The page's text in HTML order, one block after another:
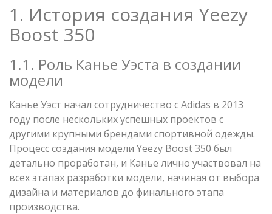
1. История создания Yeezy
Boost 350
1.1. Роль Канье Уэста в создании
модели
Канье Уэст начал сотрудничество с Adidas в 2013
году после нескольких успешных проектов с
другими крупными брендами спортивной одежды.
Процесс создания модели Yeezy Boost 350 был
детально проработан, и Канье лично участвовал на
всех этапах разработки модели, начиная от выбора
дизайна и материалов до финального этапа
производства.